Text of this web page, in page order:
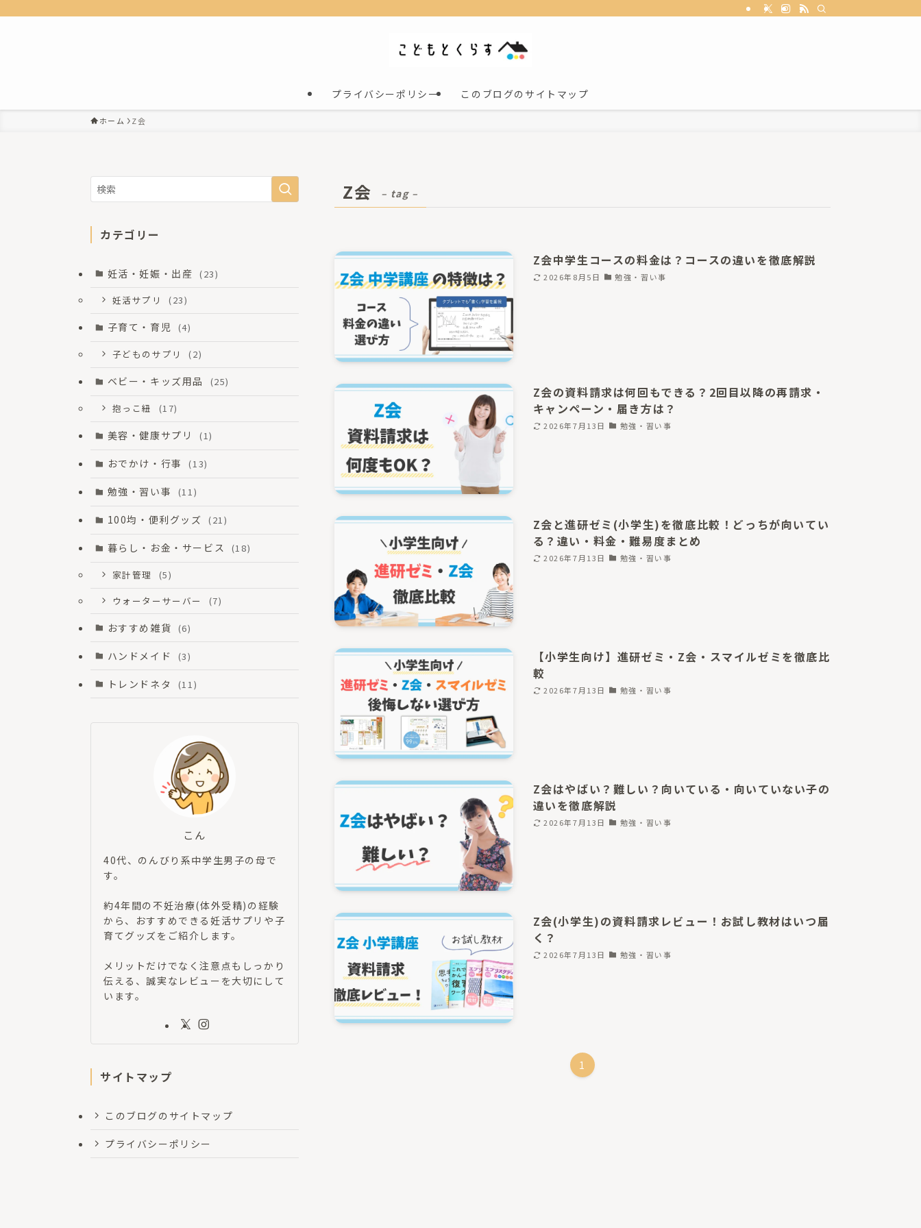
プライバシーポリシー このブログのサイトマップ
ホーム Z会
Z会 – tag –
Z会中学生コースの料金は？コースの違いを徹底解説
2026年8月5日 勉強・習い事
Z会の資料請求は何回もできる？2回目以降の再請求・
キャンペーン・届き方は？
2026年7月13日 勉強・習い事
Z会と進研ゼミ(小学生)を徹底比較！どっちが向いてい
る？違い・料金・難易度まとめ
2026年7月13日 勉強・習い事
【小学生向け】進研ゼミ・Z会・スマイルゼミを徹底比
較
2026年7月13日 勉強・習い事
Z会はやばい？難しい？向いている・向いていない子の
違いを徹底解説
2026年7月13日 勉強・習い事
Z会(小学生)の資料請求レビュー！お試し教材はいつ届
く？
2026年7月13日 勉強・習い事
1
カテゴリー
妊活・妊娠・出産 (23)
妊活サプリ (23)
子育て・育児 (4)
子どものサプリ (2)
ベビー・キッズ用品 (25)
抱っこ紐 (17)
美容・健康サプリ (1)
おでかけ・行事 (13)
勉強・習い事 (11)
100均・便利グッズ (21)
暮らし・お金・サービス (18)
家計管理
(5)
ウォーターサーバー
(7)
おすすめ雑貨 (6)
ハンドメイド (3)
トレンドネタ (11)
こん
40代、のんびり系中学生男子の母で
す。
約4年間の不妊治療(体外受精)の経験
から、おすすめできる妊活サプリや子
育てグッズをご紹介します。
メリットだけでなく注意点もしっかり
伝える、誠実なレビューを大切にして
います。
サイトマップ
このブログのサイトマップ
プライバシーポリシー